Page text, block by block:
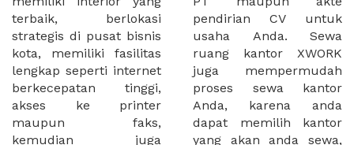
terbaik, berlokasi
strategis di pusat bisnis
kota, memiliki fasilitas
lengkap seperti internet
berkecepatan tinggi,
akses ke printer
maupun faks,
kemudian juga
pendirian CV untuk
usaha Anda. Sewa
ruang kantor XWORK
juga mempermudah
proses sewa kantor
Anda, karena anda
dapat memilih kantor
yang akan anda sewa,